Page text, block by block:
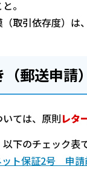
。
（取引依存度）は
郵送申請）
ては、原則レタ
下のチェック表
ト保証2号 申請